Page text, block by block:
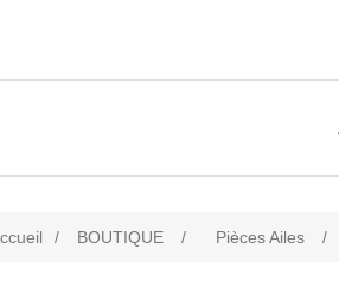
/ BOUTIQUE / Pièces Ailes /